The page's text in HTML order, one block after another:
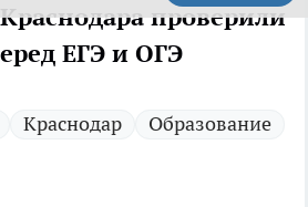
проверили
ЕГЭ и ОГЭ
Краснодар
Образование